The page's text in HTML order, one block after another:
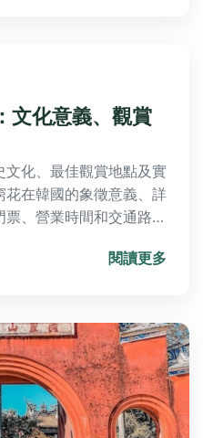
文化意義、觀賞
化、最佳觀賞地點及實
花在韓國的象徵意義、詳
、營業時間和交通路
閱讀更多